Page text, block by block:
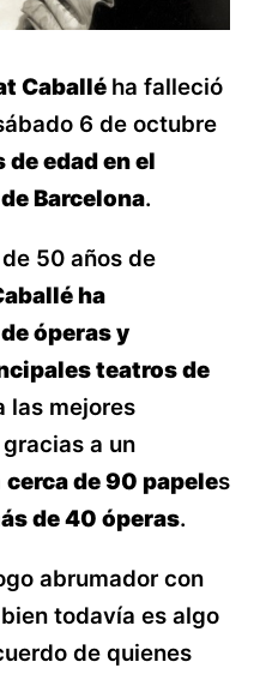
Caballé ha falleció
6 de octubre
de edad en el
Barcelona.
50 años de
ha
óperas y
teatros de
las mejores
a un
cerca de 90 papeles
de 40 óperas.
abrumador con
todavía es algo
de quienes